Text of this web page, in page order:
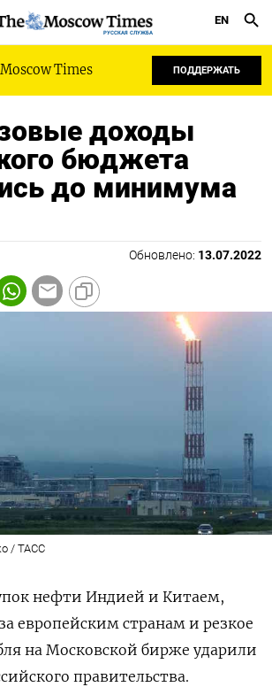
РУССКАЯ СЛУЖБА
EN
Times ПОДДЕРЖАТЬ
доходы
бюджета
до минимума
Обновлено: 13.07.2022
/ ТАСС
нефти Индией и Китаем,
европейским странам и резкое
на Московской бирже ударили
правительства.